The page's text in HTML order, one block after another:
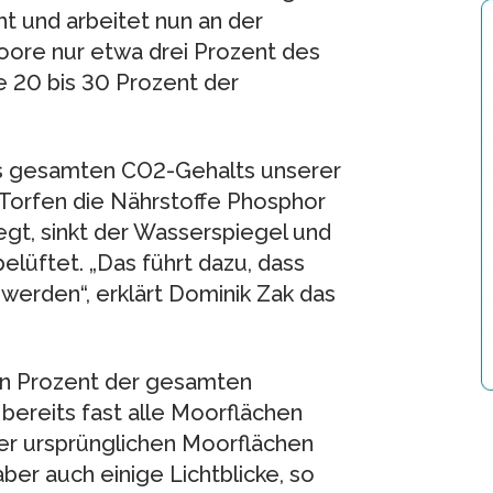
und arbeitet nun an der
nur etwa drei Prozent des
20 bis 30 Prozent der
CO2-Gehalts unserer
die Nährstoffe Phosphor
sinkt der Wasserspiegel und
„Das führt dazu, dass
erklärt Dominik Zak das
Prozent der gesamten
fast alle Moorflächen
ursprünglichen Moorflächen
auch einige Lichtblicke, so